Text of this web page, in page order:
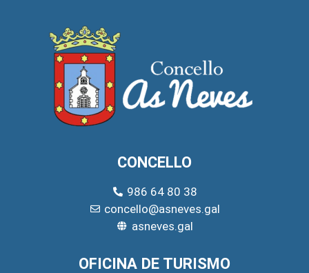
CONCELLO
986 64 80 38
concello@asneves.gal
asneves.gal
OFICINA DE TURISMO